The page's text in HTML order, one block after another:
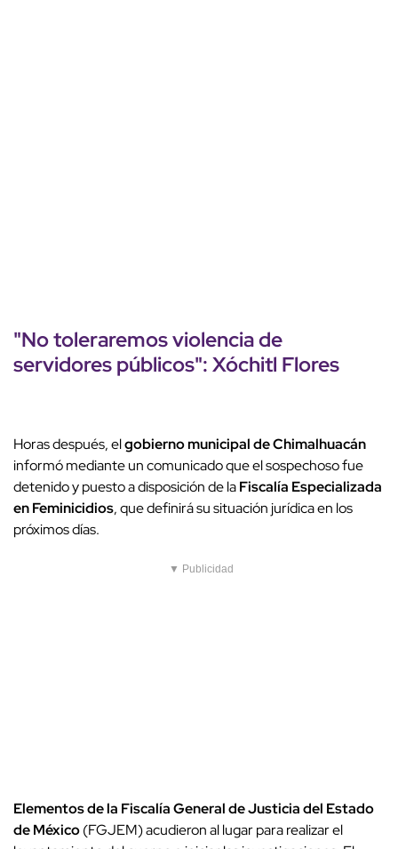
"No toleraremos violencia de
servidores públicos": Xóchitl Flores
Horas después, elgobierno municipal de Chimalhuacán
informó mediante un comunicado que el sospechoso fue
detenido y puesto a disposición de laFiscalía Especializada
en Feminicidios, que definirá su situación jurídica en los
próximos días.
▼ Publicidad
Elementos de la Fiscalía General de Justicia del Estado
de México(FGJEM) acudieron al lugar para realizar el